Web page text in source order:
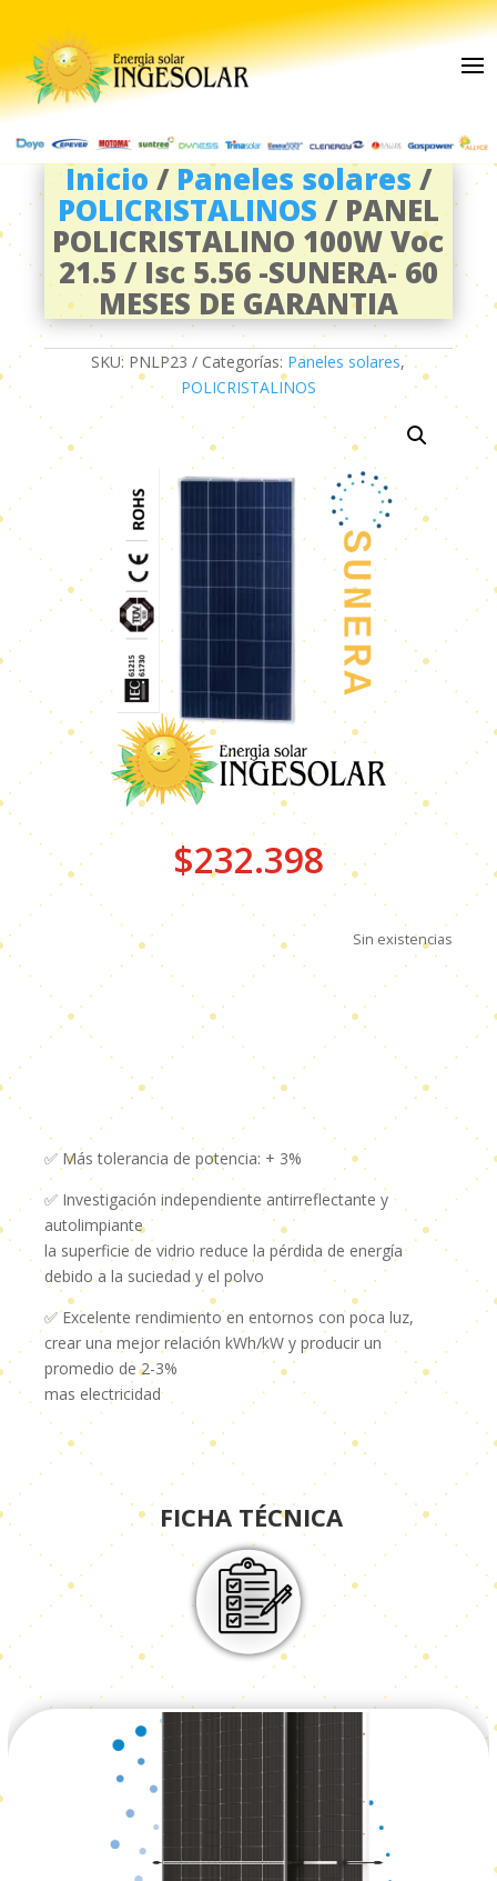
Inicio / Paneles solares /
POLICRISTALINOS / PANEL
POLICRISTALINO 100W Voc
21.5 / Isc 5.56 -SUNERA- 60
MESES DE GARANTIA
SKU: PNLP23 Categorías: Paneles solares,
POLICRISTALINOS
$232.398
Sin existencias
✅ Más tolerancia de potencia: + 3%
✅ Investigación independiente antirreflectante y
autolimpiante
la superficie de vidrio reduce la pérdida de energía
debido a la suciedad y el polvo
✅ Excelente rendimiento en entornos con poca luz,
crear una mejor relación kWh/kW y producir un
promedio de 2-3%
mas electricidad
FICHA TÉCNICA